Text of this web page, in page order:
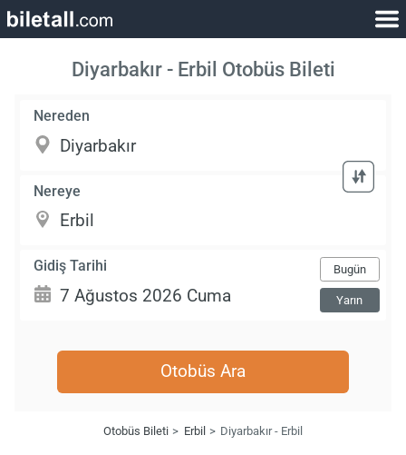
Diyarbakır - Erbil Otobüs Bileti
Nereden
Nereye
Gidiş Tarihi Bugün
Yarın
Otobüs Ara
Otobüs Bileti Erbil Diyarbakır - Erbil